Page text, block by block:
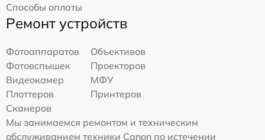
Способы оплаты
Ремонт устройств
Фотоаппаратов
Объективов
Фотовспышек
Проекторов
Видеокамер
МФУ
Плоттеров
Принтеров
Сканеров
Мы занимаемся ремонтом и техническим
обслуживанием техники Canon по истечении